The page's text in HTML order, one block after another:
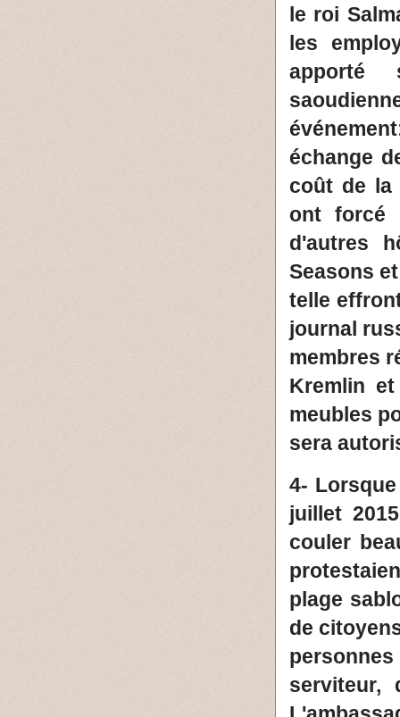
le roi
les
apporté
échange
coût de la
ont forcé
d'autres
Seasons
telle
journal
membres
Kremlin
meubles
sera
4-
juillet
couler
plage
de
serviteur,